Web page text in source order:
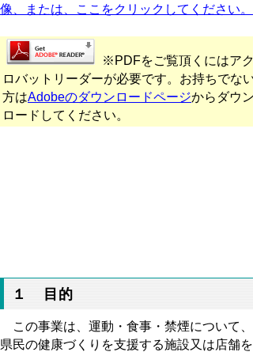
像、または、ここをクリックしてください。
※PDFをご覧頂くにはアク
ロバットリーダーが必要です。お持ちでない
方はAdobeのダウンロードページからダウン
ロードしてください。
１ 目的
この事業は、運動・食事・禁煙について、
県民の健康づくりを支援する施設又は店舗を